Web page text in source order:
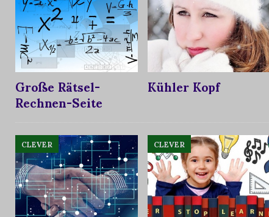
Große Rätsel-
Rechnen-Seite Kühler Kopf
CLEVER CLEVER